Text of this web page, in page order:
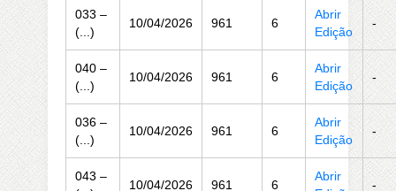
033 –
(...)
10/04/2026 961 6
Abrir
Edição
-
040 –
(...)
10/04/2026 961 6
Abrir
Edição
-
036 –
(...)
10/04/2026 961 6
Abrir
Edição
-
043 –
10/04/2026 961 6
Abrir
-